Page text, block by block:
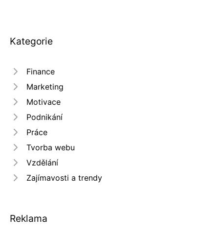
Kategorie
Finance
Marketing
Motivace
Podnikání
Práce
Tvorba webu
Vzdělání
Zajímavosti a trendy
Reklama